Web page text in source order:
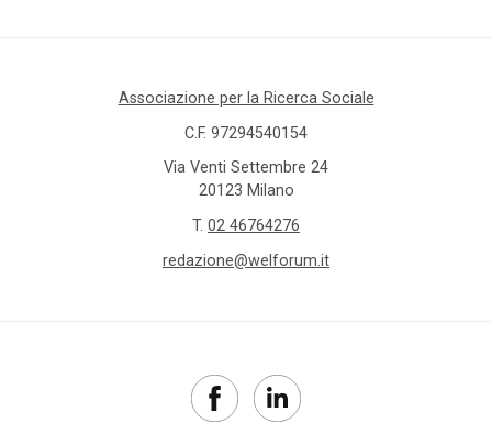
Associazione per la Ricerca Sociale
C.F. 97294540154
Via Venti Settembre 24
20123 Milano
T. 02 46764276
redazione@welforum.it